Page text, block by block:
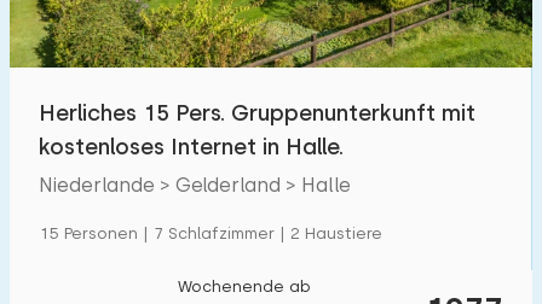
Herliches 15 Pers. Gruppenunterkunft mit
kostenloses Internet in Halle.
Niederlande > Gelderland > Halle
15 Personen | 7 Schlafzimmer | 2 Haustiere
Wochenende ab